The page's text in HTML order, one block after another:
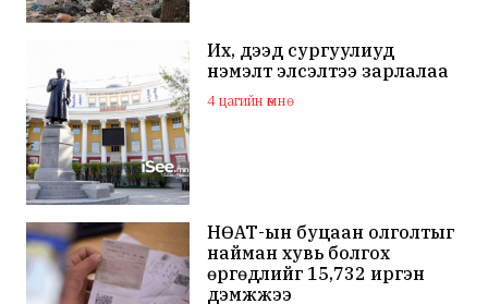
Их, дээд сургуулиуд
нэмэлт элсэлтээ зарлалаа
4 цагийн өмнө
НӨАТ-ын буцаан олголтыг
найман хувь болгох
өргөдлийг 15,732 иргэн
дэмжжээ